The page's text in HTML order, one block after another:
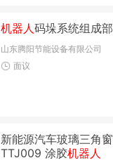
机器人码垛系统组成
山东腾阳节能设备有限公司
面议
新能源汽车玻璃三角
TTJ009 涂胶机器人